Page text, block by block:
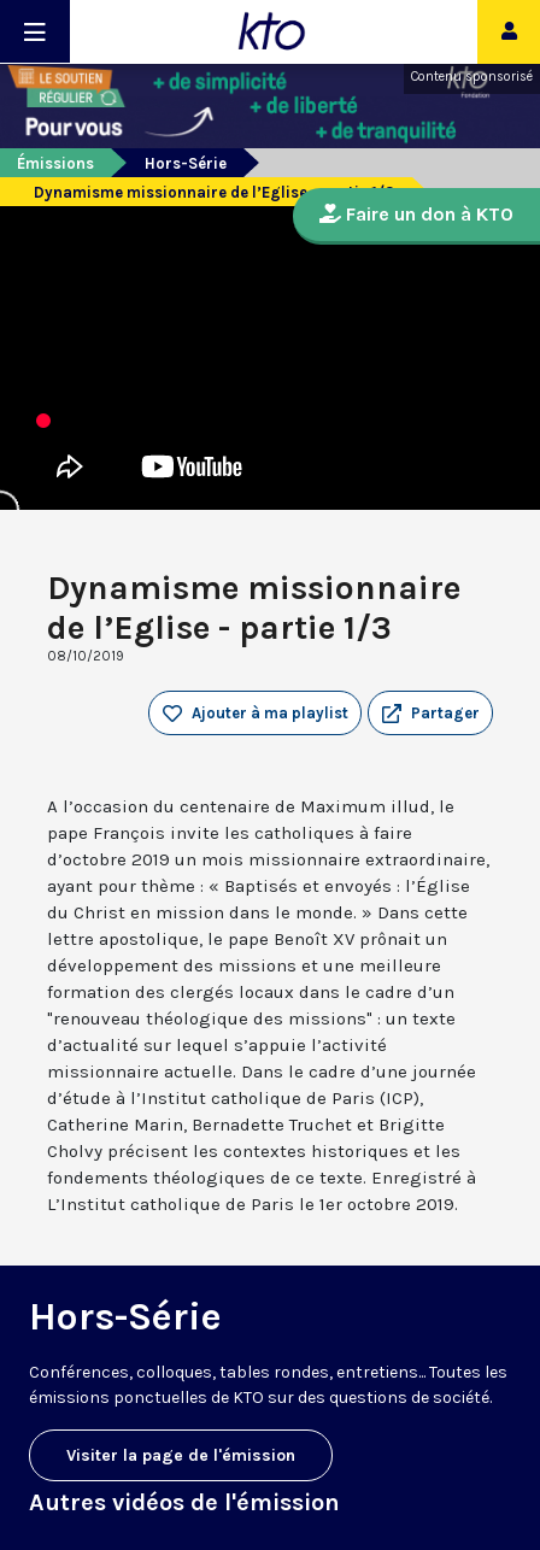
Contenu sponsorisé
Émissions
Hors-Série
Dynamisme missionnaire de l’Eglise - partie 1/3
Dynamisme missionnaire
de l’Eglise - partie 1/3
08/10/2019
Partager
Ajouter à ma playlist
A l’occasion du centenaire de Maximum illud, le
pape François invite les catholiques à faire
d’octobre 2019 un mois missionnaire extraordinaire,
ayant pour thème : « Baptisés et envoyés : l’Église
du Christ en mission dans le monde. » Dans cette
lettre apostolique, le pape Benoît XV prônait un
développement des missions et une meilleure
formation des clergés locaux dans le cadre d’un
"renouveau théologique des missions" : un texte
d’actualité sur lequel s’appuie l’activité
missionnaire actuelle. Dans le cadre d’une journée
d’étude à l’Institut catholique de Paris (ICP),
Catherine Marin, Bernadette Truchet et Brigitte
Cholvy précisent les contextes historiques et les
fondements théologiques de ce texte. Enregistré à
L’Institut catholique de Paris le 1er octobre 2019.
Hors-Série
Conférences, colloques, tables rondes, entretiens... Toutes les
émissions ponctuelles de KTO sur des questions de société.
Visiter la page de l'émission
Autres vidéos de l'émission
Faire un don à KTO